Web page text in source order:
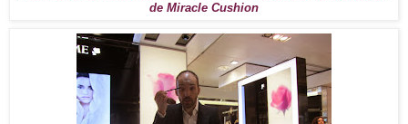
de Miracle Cushion